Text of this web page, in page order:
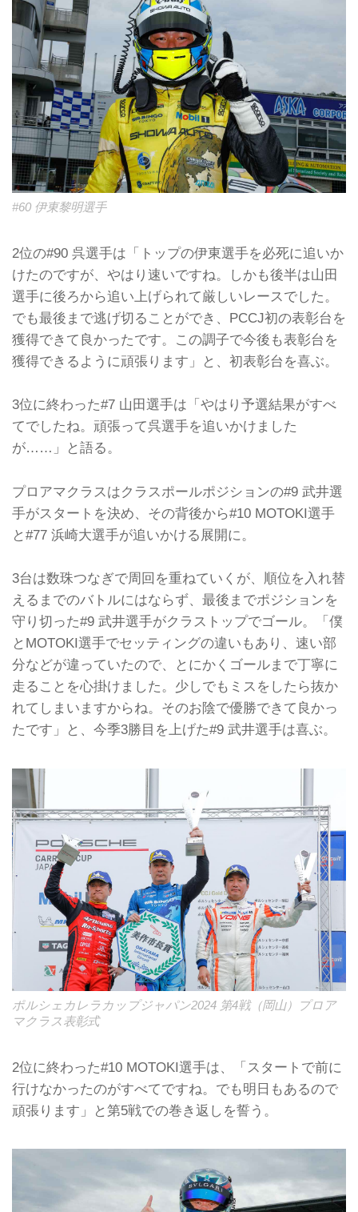
#60 伊東黎明選手
2位の#90 呉選手は「トップの伊東選手を必死に追いか
けたのですが、やはり速いですね。しかも後半は山田
選手に後ろから追い上げられて厳しいレースでした。
でも最後まで逃げ切ることができ、PCCJ初の表彰台を
獲得できて良かったです。この調子で今後も表彰台を
獲得できるように頑張ります」と、初表彰台を喜ぶ。
3位に終わった#7 山田選手は「やはり予選結果がすべ
てでしたね。頑張って呉選手を追いかけました
が……」と語る。
プロアマクラスはクラスポールポジションの#9 武井選
手がスタートを決め、その背後から#10 MOTOKI選手
と#77 浜崎大選手が追いかける展開に。
3台は数珠つなぎで周回を重ねていくが、順位を入れ替
えるまでのバトルにはならず、最後までポジションを
守り切った#9 武井選手がクラストップでゴール。「僕
とMOTOKI選手でセッティングの違いもあり、速い部
分などが違っていたので、とにかくゴールまで丁寧に
走ることを心掛けました。少しでもミスをしたら抜か
れてしまいますからね。そのお陰で優勝できて良かっ
たです」と、今季3勝目を上げた#9 武井選手は喜ぶ。
ポルシェカレラカップジャパン2024 第4戦（岡山）プロア
マクラス表彰式
2位に終わった#10 MOTOKI選手は、「スタートで前に
行けなかったのがすべてですね。でも明日もあるので
頑張ります」と第5戦での巻き返しを誓う。